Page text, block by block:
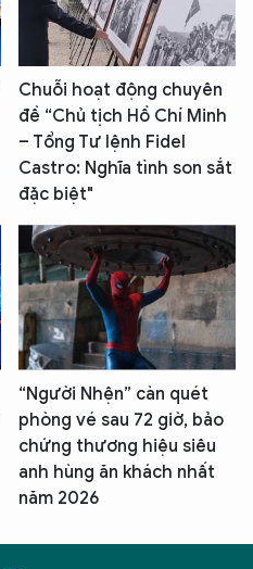
Chuỗi hoạt động chuyên
đề “Chủ tịch Hồ Chí Minh
– Tổng Tư lệnh Fidel
Castro: Nghĩa tình son sắt
đặc biệt"
“Người Nhện” càn quét
phòng vé sau 72 giờ, bảo
chứng thương hiệu siêu
anh hùng ăn khách nhất
năm 2026